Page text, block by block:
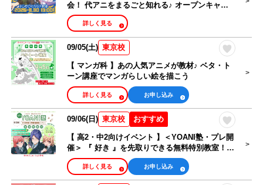
会！ 代アニをまるごと知れる♪ オープンキャン
パス🎉
詳しく見る
09/05(土) 東京校
【 マンガ科 】あの人気アニメが教材♪ ベタ・ト
ーン講座でマンガらしい絵を描こう
お申し込み
詳しく見る
おすすめ
09/06(日) 東京校
【 高2・中2向けイベント 】＜YOANI塾・プレ開
催＞ 『 好き 』を先取りできる無料特別教室！
参加特典つき💫
お申し込み
詳しく見る